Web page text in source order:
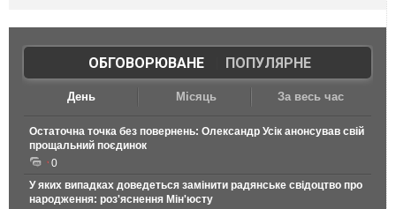
ОБГОВОРЮВАНЕ| ПОПУЛЯРНЕ
День Місяць За весь час
Остаточна точка без повернень: Олександр Усік анонсував свій
прощальний поєдинок
0
У яких випадках доведеться замінити радянське свідоцтво про
народження: роз'яснення Мін'юсту